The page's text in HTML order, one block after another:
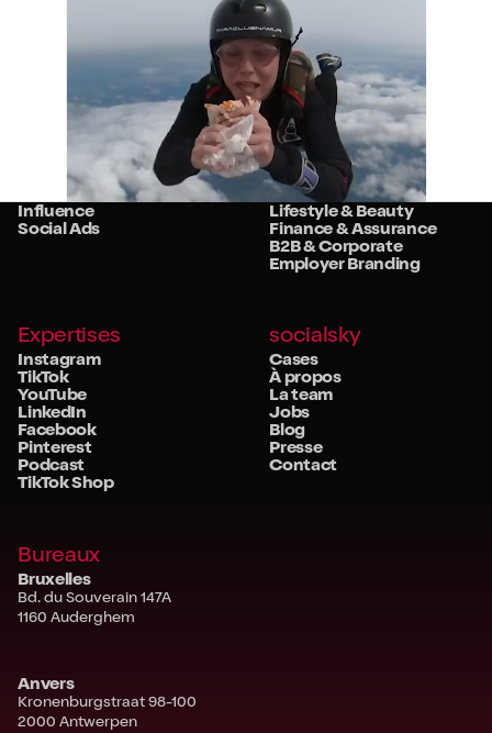
Services
Studio
Community
Influence
Social Ads
Secteurs
Retail
Food & Beverage
Travel & Hospitality
Lifestyle & Beauty
Finance & Assurance
B2B & Corporate
Employer Branding
Expertises
Instagram
TikTok
YouTube
LinkedIn
Facebook
Pinterest
Podcast
TikTok Shop
socialsky
Cases
À propos
La team
Jobs
Blog
Presse
Contact
Bureaux
Bruxelles
Bd. du Souverain 147A
1160 Auderghem
Anvers
Kronenburgstraat 98-100
2000 Antwerpen